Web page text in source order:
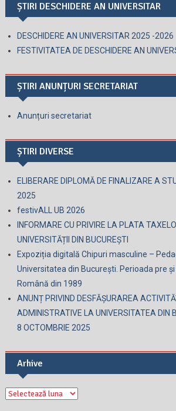
ȘTIRI DESCHIDERE AN UNIVERSITAR
DESCHIDERE AN UNIVERSITAR 2025 -2026
FESTIVITATEA DE DESCHIDERE AN
ȘTIRI ANUNȚURI SECRETARIAT
Anunțuri secretariat
ȘTIRI DIVERSE
ELIBERARE DIPLOMĂ DE FINALIZARE A
2025
festivALL UB 2026
INFORMARE CU PRIVIRE LA PLATA
UNIVERSITĂȚII DIN BUCUREȘTI
Expoziția digitală Chipuri masculine –
Universitatea din București. Perioada pre
Română din 1989
ANUNȚ PRIVIND DESFĂȘURAREA
ADMINISTRATIVE LA UNIVERSITATEA DIN
8 OCTOMBRIE 2025
Arhive
Arhive